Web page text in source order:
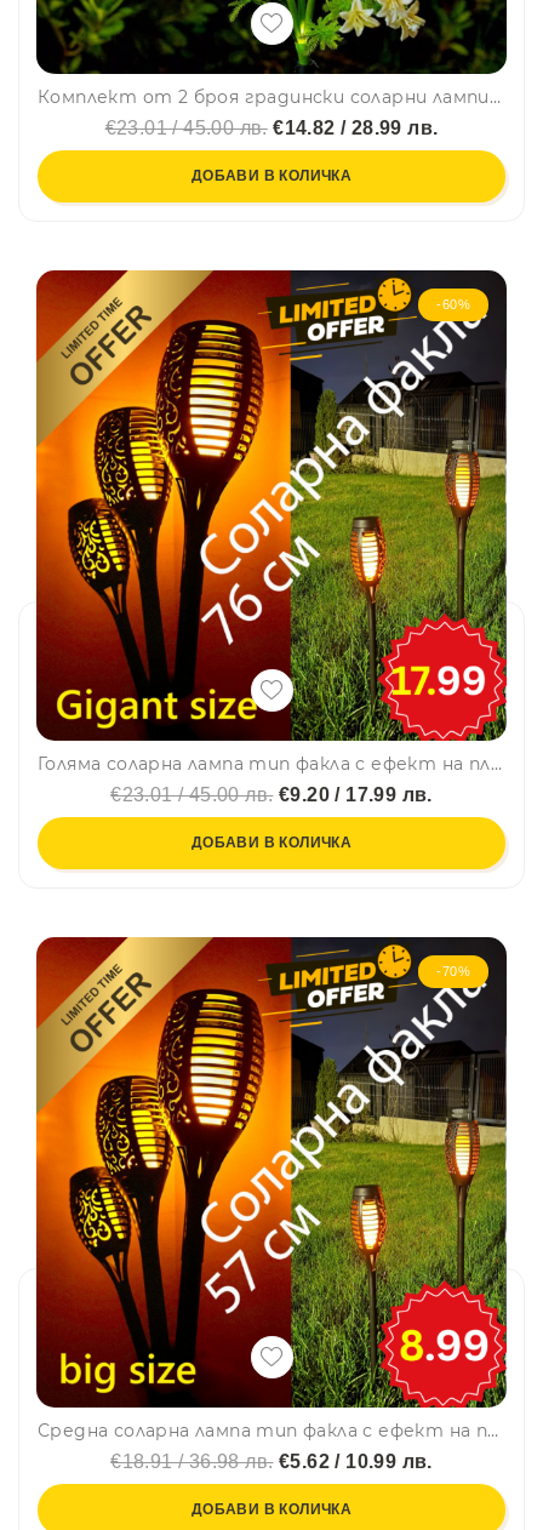
Комплект от 2 броя градински соларни лампи Червен крем
€23.01 / 45.00 лв.€14.82 / 28.99 лв.
ДОБАВИ В КОЛИЧКА
-60%
Голяма соларна лампа тип факла с ефект на пламък, градиснко осветление, височина 76 см!!!
€23.01 / 45.00 лв.€9.20 / 17.99 лв.
ДОБАВИ В КОЛИЧКА
-70%
Средна соларна лампа тип факла с ефект на пламък, градиснко осветление, височина 57 см.
€18.91 / 36.98 лв.€5.62 / 10.99 лв.
ДОБАВИ В КОЛИЧКА